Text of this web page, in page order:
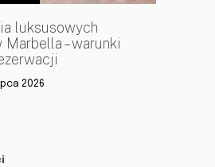
luksusowych
– warunki
2026